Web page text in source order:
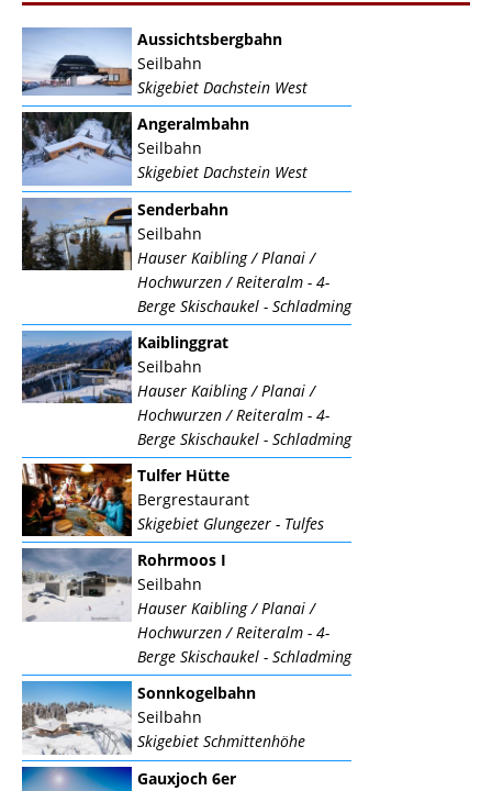
Aussichtsbergbahn
Seilbahn
Skigebiet Dachstein West
Angeralmbahn
Seilbahn
Skigebiet Dachstein West
Senderbahn
Seilbahn
Hauser Kaibling / Planai /
Hochwurzen / Reiteralm - 4-
Berge Skischaukel - Schladming
Kaiblinggrat
Seilbahn
Hauser Kaibling / Planai /
Hochwurzen / Reiteralm - 4-
Berge Skischaukel - Schladming
Tulfer Hütte
Bergrestaurant
Skigebiet Glungezer - Tulfes
Rohrmoos I
Seilbahn
Hauser Kaibling / Planai /
Hochwurzen / Reiteralm - 4-
Berge Skischaukel - Schladming
Sonnkogelbahn
Seilbahn
Skigebiet Schmittenhöhe
Gauxjoch 6er